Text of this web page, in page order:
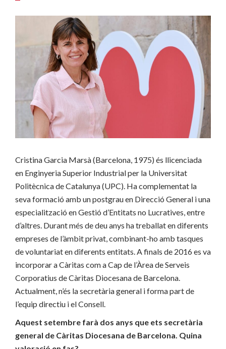
Cristina Garcia Marsà (Barcelona, 1975) és llicenciada
en Enginyeria Superior Industrial per la Universitat
Politècnica de Catalunya (UPC). Ha complementat la
seva formació amb un postgrau en Direcció General i una
especialització en Gestió d’Entitats no Lucratives, entre
d’altres. Durant més de deu anys ha treballat en diferents
empreses de l’àmbit privat, combinant-ho amb tasques
de voluntariat en diferents entitats. A finals de 2016 es va
incorporar a Càritas com a Cap de l’Àrea de Serveis
Corporatius de Càritas Diocesana de Barcelona.
Actualment, n’és la secretària general i forma part de
l’equip directiu i el Consell.
Aquest setembre farà dos anys que ets secretària
general de Càritas Diocesana de Barcelona. Quina